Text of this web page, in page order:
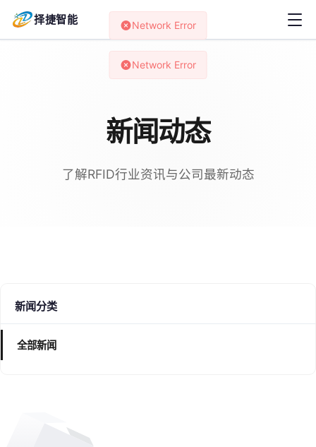
择捷智能
新闻动态
了解RFID行业资讯与公司最新动态
新闻分类
全部新闻
Network Error
Network Error